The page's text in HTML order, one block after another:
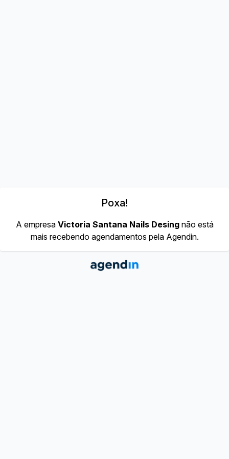
Poxa!
A empresa Victoria Santana Nails Desingnão está
mais recebendo agendamentos pela Agendin.